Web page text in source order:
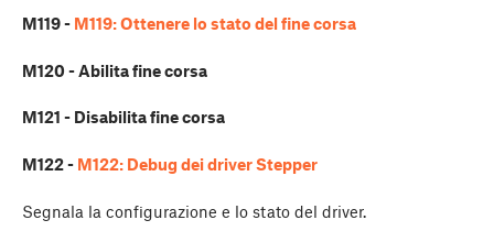
M119 - M119: Ottenere lo stato del fine corsa
M120 - Abilita fine corsa
M121 - Disabilita fine corsa
M122 - M122: Debug dei driver Stepper
Segnala la configurazione e lo stato del driver.